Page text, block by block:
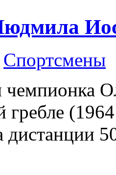
Спортсмены
чемпионка
гребле
дистанции